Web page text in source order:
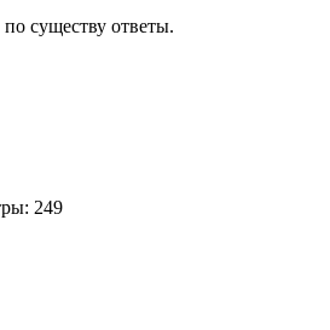
существу ответы.
249